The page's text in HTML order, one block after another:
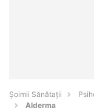
Şoimii Sănătații
Alderma